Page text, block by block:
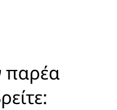
παρέα